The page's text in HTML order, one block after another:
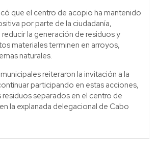
que el centro de acopio ha mantenido
por parte de la ciudadanía,
la generación de residuos y
materiales terminen en arroyos,
naturales.
reiteraron la invitación a la
participando en estas acciones,
separados en el centro de
la explanada delegacional de Cabo